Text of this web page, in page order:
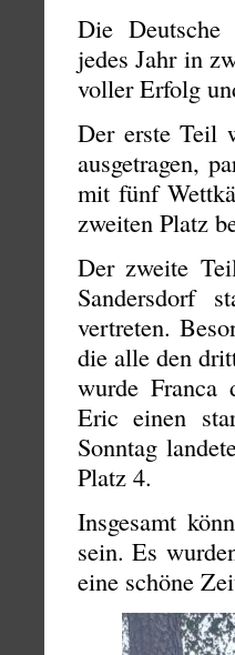
Die Deutsche
jedes Jahr in
voller Erfolg
Der erste Teil
ausgetragen,
mit fünf
zweiten Platz
Der zweite
Sandersdorf
vertreten.
die alle den
wurde Franca
Eric einen
Sonntag
Platz 4.
Insgesamt
sein. Es
eine schöne